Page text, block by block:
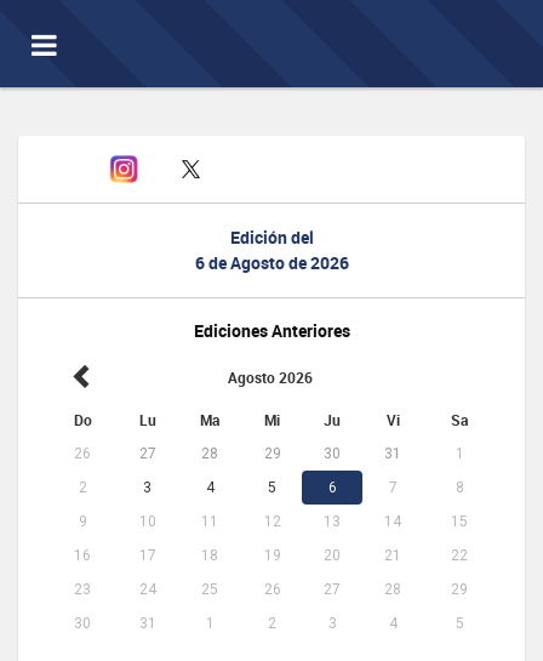
Toggle
navigation
Edición del
6 de Agosto de 2026
Ediciones Anteriores
Agosto 2026
Do Lu Ma Mi Ju Vi Sa
26 27 28 29 30 31
1
2
3 4 5 6 7
8
9
10 11 12 13 14
15
16
17 18 19 20 21
22
23
24 25 26 27 28
29
30
31 1 2 3 4 5